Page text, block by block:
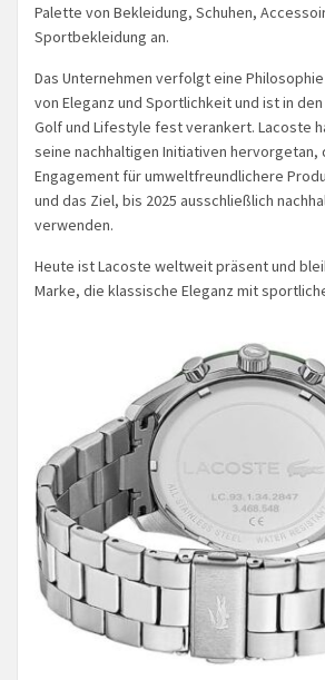
Palette von Bekleidung, Schuhen,
Sportbekleidung an.
Das Unternehmen verfolgt eine
von Eleganz und Sportlichkeit und ist in
Golf und Lifestyle fest verankert. Lacoste
seine nachhaltigen Initiativen hervorgetan,
Engagement für umweltfreundlichere
und das Ziel, bis 2025 ausschließlich
verwenden.
Heute ist Lacoste weltweit präsent und
Marke, die klassische Eleganz mit